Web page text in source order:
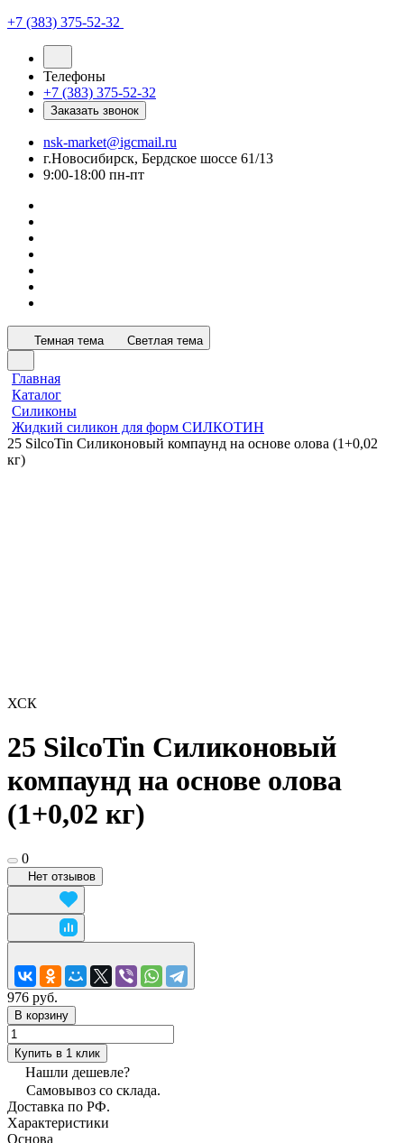
+7 (383) 375-52-32
Телефоны
+7 (383) 375-52-32
Заказать звонок
nsk-market@igcmail.ru
г.Новосибирск, Бердское шоссе 61/13
9:00-18:00 пн-пт
Темная тема Светлая тема
Главная
Каталог
Силиконы
Жидкий силикон для форм СИЛКОТИН
25 SilcoTin Силиконовый компаунд на основе олова (1+0,02
кг)
ХСК
25 SilcoTin Силиконовый
компаунд на основе олова
(1+0,02 кг)
0
Нет отзывов
976 руб.
В корзину
Купить в 1 клик
Нашли дешевле?
Самовывоз со склада.
Доставка по РФ.
Характеристики
Основа